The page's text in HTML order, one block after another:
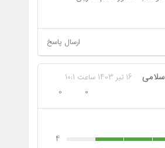
ارسال پاسخ
16 تیر 1403 ساعت 10:1
0
0
4